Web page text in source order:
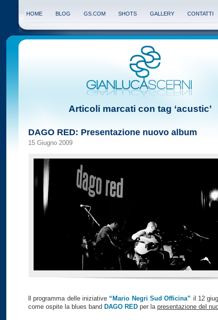
HOME BLOG GS.COM SHOTS GALLERY CONTATTI
Articoli marcati con tag ‘acustic’
DAGO RED: Presentazione nuovo album
15 Giugno 2009
ll programma delle iniziative “Mario Negri Sud Officina” il 12
come ospite la blues band DAGO RED per la presentazione del